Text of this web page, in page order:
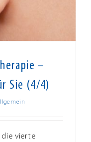
–
Sie (4/4)
die vierte